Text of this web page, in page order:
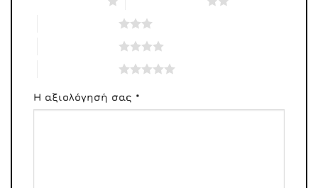
Η αξιολόγησή σας *